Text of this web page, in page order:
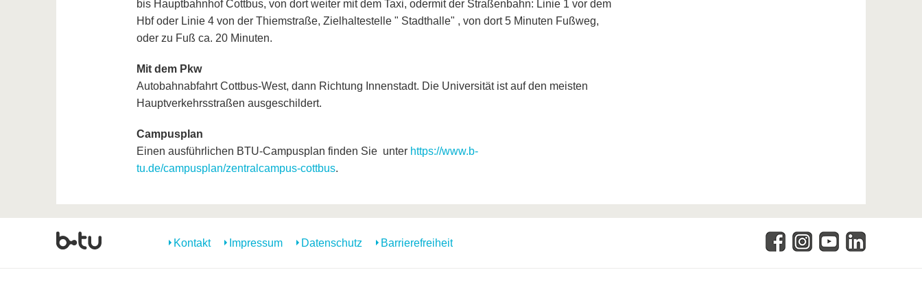
bis Hauptbahnhof Cottbus, von dort weiter mit dem Taxi, odermit der Straßenbahn: Linie 1 vor dem
Hbf oder Linie 4 von der Thiemstraße, Zielhaltestelle " Stadthalle" , von dort 5 Minuten Fußweg,
oder zu Fuß ca. 20 Minuten.
Mit dem Pkw
Autobahnabfahrt Cottbus-West, dann Richtung Innenstadt. Die Universität ist auf den meisten
Hauptverkehrsstraßen ausgeschildert.
Campusplan
Einen ausführlichen BTU-Campusplan finden Sie unter https://www.b-
tu.de/campusplan/zentralcampus-cottbus.
Kontakt Impressum Datenschutz Barrierefreiheit